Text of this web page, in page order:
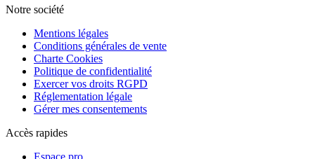
Notre société
Mentions légales
Conditions générales de vente
Charte Cookies
Politique de confidentialité
Exercer vos droits RGPD
Réglementation légale
Gérer mes consentements
Accès rapides
Espace pro